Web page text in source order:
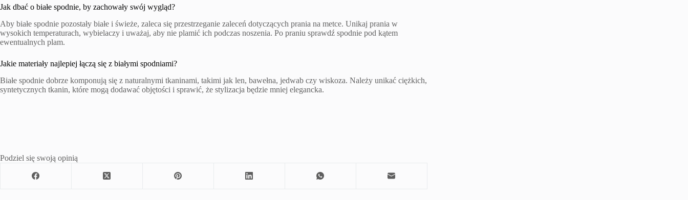
Jak dbać o białe spodnie, by zachowały swój wygląd?
Aby białe spodnie pozostały białe i świeże, zaleca się przestrzeganie zaleceń dotyczących prania na metce. Unikaj prania w
wysokich temperaturach, wybielaczy i uważaj, aby nie plamić ich podczas noszenia. Po praniu sprawdź spodnie pod kątem
ewentualnych plam.
Jakie materiały najlepiej łączą się z białymi spodniami?
Białe spodnie dobrze komponują się z naturalnymi tkaninami, takimi jak len, bawełna, jedwab czy wiskoza. Należy unikać ciężkich,
syntetycznych tkanin, które mogą dodawać objętości i sprawić, że stylizacja będzie mniej elegancka.
Podziel się swoją opinią